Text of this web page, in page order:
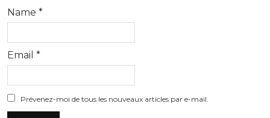
Name *
Email *
Prévenez-moi de tous les nouveaux articles par e-mail.